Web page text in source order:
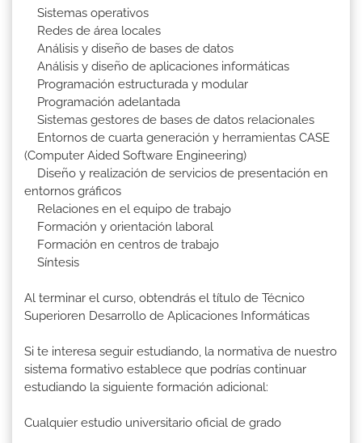
Sistemas operativos
Redes de área locales
Análisis y diseño de bases de datos
Análisis y diseño de aplicaciones informáticas
Programación estructurada y modular
Programación adelantada
Sistemas gestores de bases de datos relacionales
Entornos de cuarta generación y herramientas CASE
(Computer Aided Software Engineering)
Diseño y realización de servicios de presentación en
entornos gráficos
Relaciones en el equipo de trabajo
Formación y orientación laboral
Formación en centros de trabajo
Síntesis
Al terminar el curso, obtendrás el título de Técnico
Superioren Desarrollo de Aplicaciones Informáticas
Si te interesa seguir estudiando, la normativa de nuestro
sistema formativo establece que podrías continuar
estudiando la siguiente formación adicional:
Cualquier estudio universitario oficial de grado